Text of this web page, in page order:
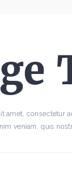
amet,
veniam, quis